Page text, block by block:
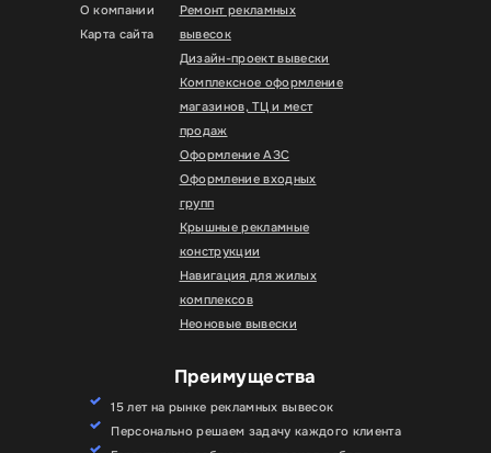
О компании
Карта сайта
Ремонт рекламных
вывесок
Дизайн-проект вывески
Комплексное оформление
магазинов, ТЦ и мест
продаж
Оформление АЗС
Оформление входных
групп
Крышные рекламные
конструкции
Навигация для жилых
комплексов
Неоновые вывески
Преимущества
15 лет на рынке рекламных вывесок
Персонально решаем задачу каждого клиента